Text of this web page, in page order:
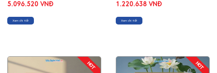
5.096.520 VNĐ
Xem chi tiết
Sơn Mài/ Hộp Namecard
& Đế Lót Ly Sơn Mài
CBQT002
1.220.638 VNĐ
Xem chi tiết